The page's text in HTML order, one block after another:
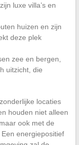
luxe villa’s en
huizen en zijn
deze plek
zee en bergen,
uitzicht, die
locaties
houden niet alleen
ook met de
energiepositief